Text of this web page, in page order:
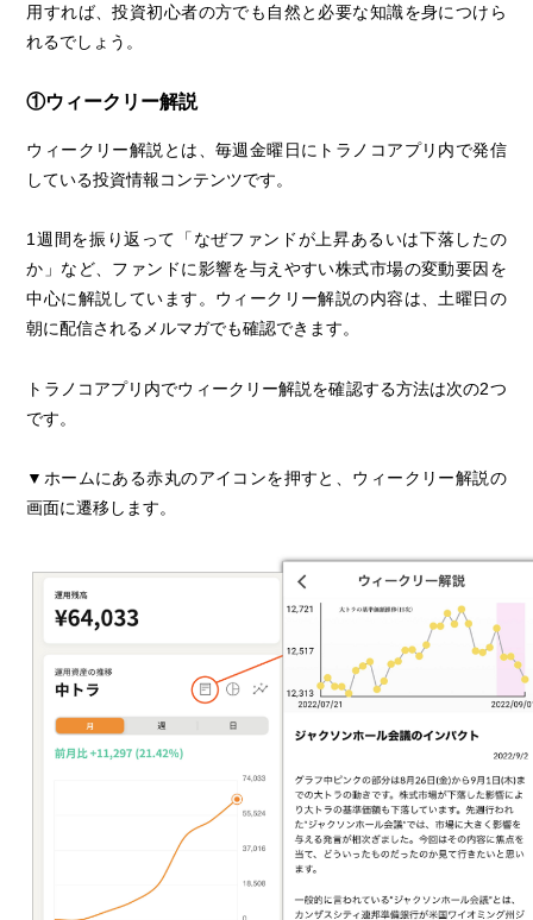
用すれば、投資初心者の方でも自然と必要な知識を身につけら
れるでしょう。
①ウィークリー解説
ウィークリー解説とは、毎週金曜日にトラノコアプリ内で発信
している投資情報コンテンツです。
1週間を振り返って「なぜファンドが上昇あるいは下落したの
か」など、ファンドに影響を与えやすい株式市場の変動要因を
中心に解説しています。ウィークリー解説の内容は、土曜日の
朝に配信されるメルマガでも確認できます。
トラノコアプリ内でウィークリー解説を確認する方法は次の2つ
です。
▼ホームにある赤丸のアイコンを押すと、ウィークリー解説の
画面に遷移します。